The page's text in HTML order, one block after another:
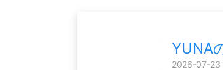
YUNA
2026-07-23